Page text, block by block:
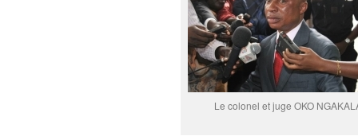
Le colonel et juge OKO